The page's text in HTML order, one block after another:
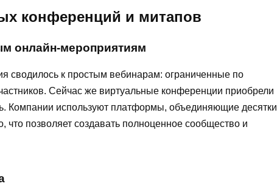
конференций и митапов
онлайн-мероприятиям
сводилось к простым вебинарам: ограниченные по
Сейчас же виртуальные конференции приобрели
Компании используют платформы, объединяющие десятки
что позволяет создавать полноценное сообщество и